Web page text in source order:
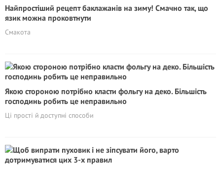
Найпростіший рецепт баклажанів на зиму! Смачно так, що
язик можна проковтнути
Смакота
Якою стороною потрібно класти фольгу на деко. Більшість
господинь робить це неправильно
Ці прості й доступні способи